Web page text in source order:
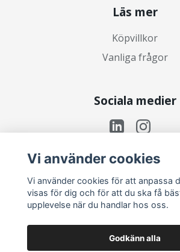
Läs mer
Köpvillkor
Vanliga frågor
Sociala medier
Prenumerera på vårt
Vi använder cookies
Vi använder cookies för att anpassa
visas för dig och för att du ska få
upplevelse när du handlar hos oss.
Godkänn alla